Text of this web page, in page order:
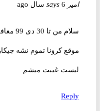
امیر says 6 سال ago
سلام من تا
موقع کرونا تموم نشه چیکار
لیست غیبت میشم
Reply